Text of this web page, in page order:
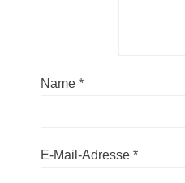
Name *
E-Mail-Adresse *